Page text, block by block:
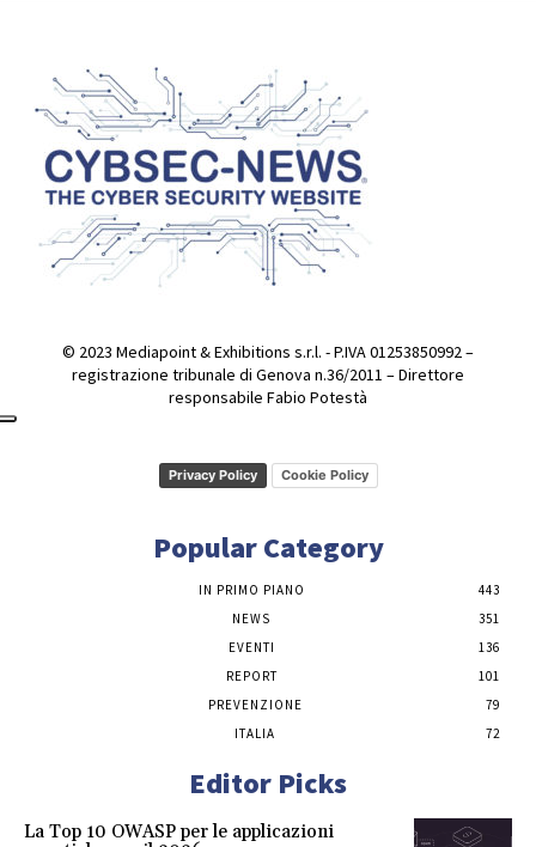
© 2023 Mediapoint & Exhibitions s.r.l. - P.IVA 01253850992 –
registrazione tribunale di Genova n.36/2011 – Direttore
responsabile Fabio Potestà
Privacy Policy Cookie Policy
Popular Category
IN PRIMO PIANO
443
NEWS
351
EVENTI
136
REPORT
101
PREVENZIONE
79
ITALIA
72
Editor Picks
La Top 10 OWASP per le applicazioni